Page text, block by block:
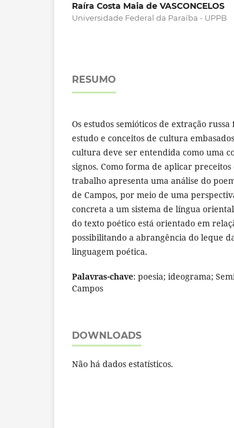
Raíra Costa Maia de VASCONCELOS
Universidade Federal da Paraíba - UPPB
RESUMO
Os estudos semióticos de extração
estudo e conceitos de cultura
cultura deve ser entendida como uma
signos. Como forma de aplicar
trabalho apresenta uma análise do
de Campos, por meio de uma
concreta a um sistema de língua
do texto poético está orientado em
possibilitando a abrangência do leque
linguagem poética.
Palavras-chave: poesia; ideograma;
Campos
DOWNLOADS
Não há dados estatísticos.